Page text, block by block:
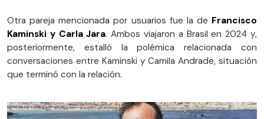
Otra pareja mencionada por usuarios fue la de Francisco
Kaminski y Carla Jara. Ambos viajaron a Brasil en 2024 y,
posteriormente, estalló la polémica relacionada con
conversaciones entre Kaminski y Camila Andrade, situación
que terminó con la relación.